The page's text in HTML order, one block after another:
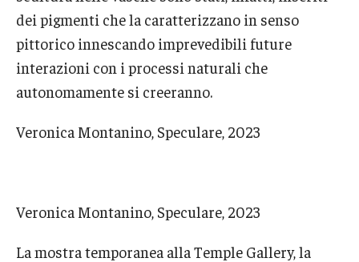
dei pigmenti che la caratterizzano in senso
pittorico innescando imprevedibili future
interazioni con i processi naturali che
autonomamente si creeranno.
Veronica Montanino, Speculare, 2023
Veronica Montanino, Speculare, 2023
La mostra temporanea alla Temple Gallery, la